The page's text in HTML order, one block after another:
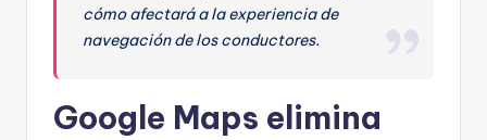
cómo afectará a la experiencia de
navegación de los conductores.
Google Maps elimina